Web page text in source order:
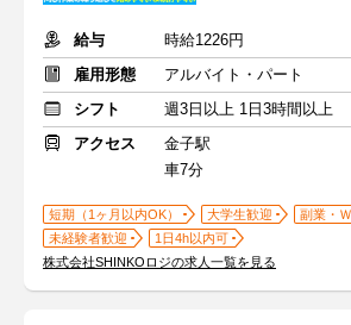
給与
時給1226円
雇用形態
アルバイト・パート
シフト
週3日以上 1日3時間以上
アクセス
金子駅
車7分
短期（1ヶ月以内OK） 大学生歓迎
副業・
未経験者歓迎
1日4h以内可
株式会社SHINKOロジの求人一覧を見る